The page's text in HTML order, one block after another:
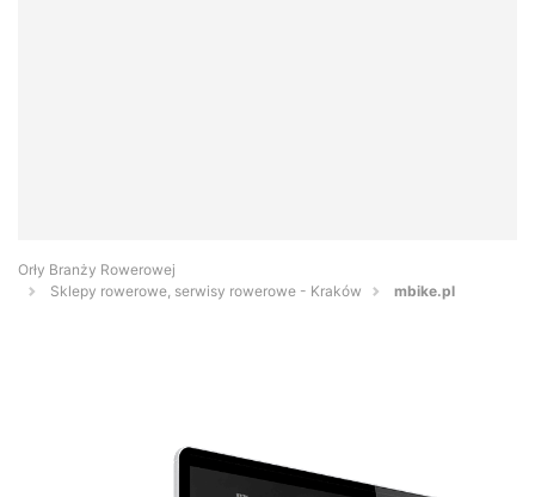
Orły Branży Rowerowej
Sklepy rowerowe, serwisy rowerowe - Kraków
mbike.pl